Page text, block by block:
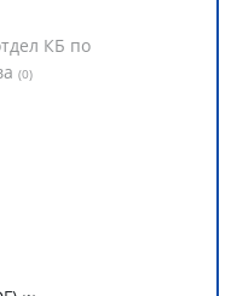
КБ по
(0)